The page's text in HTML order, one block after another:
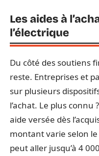
Les aides à
l’électrique
Du côté des soutiens
reste. Entreprises et
sur plusieurs
l’achat. Le plus connu ?
aide versée dès
montant varie selon
peut aller jusqu’à 4